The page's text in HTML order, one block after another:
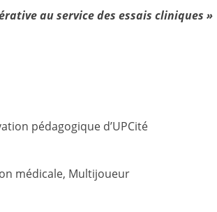
au service des essais cliniques »
pédagogique d’UPCité
médicale, Multijoueur